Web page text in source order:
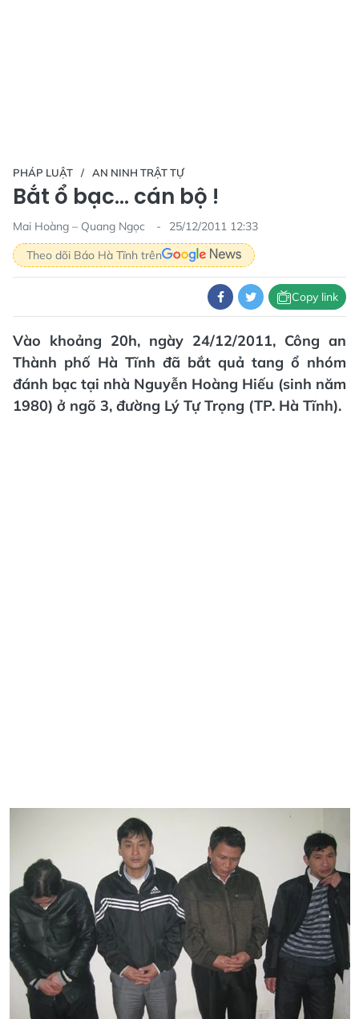
PHÁP LUẬT AN NINH TRẬT TỰ
Bắt ổ bạc… cán bộ !
Mai Hoàng – Quang Ngọc
25/12/2011 12:33
Theo dõi Báo Hà Tĩnh trên
Copy link
Vào khoảng 20h, ngày 24/12/2011, Công an
Thành phố Hà Tĩnh đã bắt quả tang ổ nhóm
đánh bạc tại nhà Nguyễn Hoàng Hiếu (sinh năm
1980) ở ngõ 3, đường Lý Tự Trọng (TP. Hà Tĩnh).